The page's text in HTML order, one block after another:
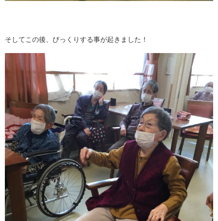
そしてこの後、びっくりする事が起きました！